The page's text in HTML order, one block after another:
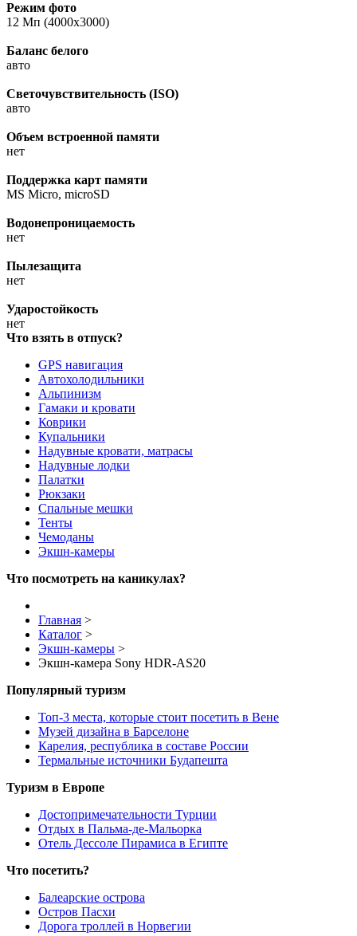
Режим фото
12 Мп (4000x3000)
Баланс белого
авто
Светочувствительность (ISO)
авто
Объем встроенной памяти
нет
Поддержка карт памяти
MS Micro, microSD
Водонепроницаемость
нет
Пылезащита
нет
Ударостойкость
нет
Что взять в отпуск?
GPS навигация
Автохолодильники
Альпинизм
Гамаки и кровати
Коврики
Купальники
Надувные кровати, матрасы
Надувные лодки
Палатки
Рюкзаки
Спальные мешки
Тенты
Чемоданы
Экшн-камеры
Что посмотреть на каникулах?
Главная >
Каталог >
Экшн-камеры >
Экшн-камера Sony HDR-AS20
Популярный туризм
Топ-3 места, которые стоит посетить в Вене
Музей дизайна в Барселоне
Карелия, республика в составе России
Термальные источники Будапешта
Туризм в Европе
Достопримечательности Турции
Отдых в Пальма-де-Мальорка
Отель Дессоле Пирамиса в Египте
Что посетить?
Балеарские острова
Остров Пасхи
Дорога троллей в Норвегии